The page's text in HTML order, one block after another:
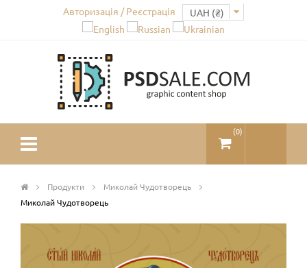
Авторизація / Реєстрація
(0)
Продукти
Миколай Чудотворець
Миколай Чудотворець